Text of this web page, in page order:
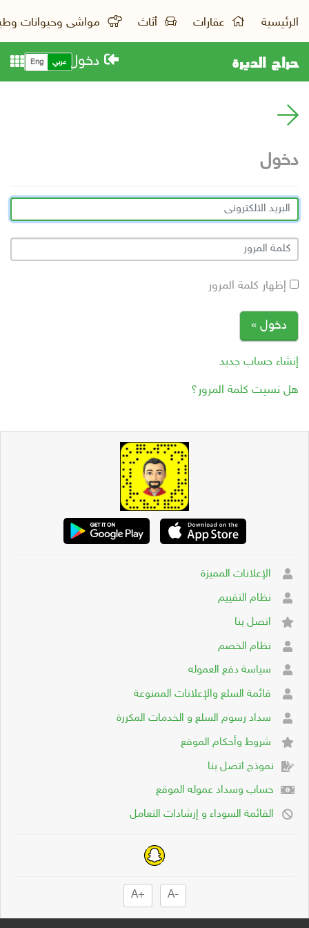
الرئيسية عقارات أثاث مواشى وحيوانات
حراج الديرة دخول عربي Eng
دخول
إظهار كلمة المرور
دخول »
إنشاء حساب جديد
هل نسيت كلمة المرور؟
الإعلانات المميزة
نظام التقييم
اتصل بنا
نظام الخصم
سياسة دفع العموله
قائمة السلع والإعلانات الممنوعة
سداد رسوم السلع و الخدمات المكررة
شروط وأحكام الموقع
نموذج اتصل بنا
حساب وسداد عموله الموقع
القائمة السوداء و إرشادات التعامل
-A
+A